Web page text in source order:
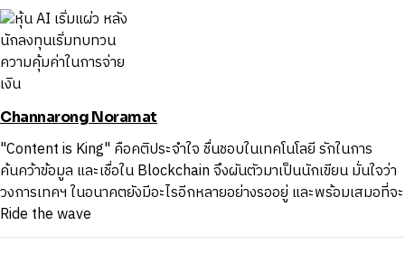
Channarong Noramat
"Content is King" คือคติประจำใจ ชื่นชอบในเทคโนโลยี รักในการ
ค้นคว้าข้อมูล และเชื่อใน Blockchain จึงผันตัวมาเป็นนักเขียน มั่นใจว่า
วงการเทคฯ ในอนาคตยังมีอะไรอีกหลายอย่างรออยู่ และพร้อมเสมอที่จะ
Ride the wave